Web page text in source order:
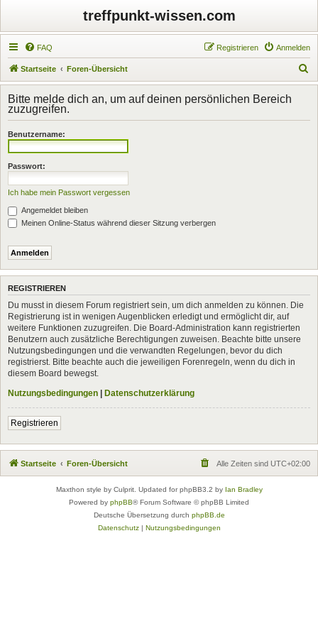
treffpunkt-wissen.com
FAQ Anmelden
Registrieren
Startseite Foren-Übersicht
u
h
Bitte melde dich an, um auf deinen persönlichen Bereich
zuzugreifen.
Benutzername:
Passwort:
Ich habe mein Passwort vergessen
Angemeldet bleiben
Meinen Online-Status während dieser Sitzung verbergen
REGISTRIEREN
Du musst in diesem Forum registriert sein, um dich anmelden zu können. Die
Registrierung ist in wenigen Augenblicken erledigt und ermöglicht dir, auf
weitere Funktionen zuzugreifen. Die Board-Administration kann registrierten
Benutzern auch zusätzliche Berechtigungen zuweisen. Beachte bitte unsere
Nutzungsbedingungen und die verwandten Regelungen, bevor du dich
registrierst. Bitte beachte auch die jeweiligen Forenregeln, wenn du dich in
diesem Board bewegst.
Nutzungsbedingungen | Datenschutzerklärung
Registrieren
Startseite Foren-Übersicht Alle Zeiten sind UTC+02:00
Maxthon style by Culprit. Updated for phpBB3.2 by Ian Bradley
Powered by phpBB® Forum Software © phpBB Limited
Deutsche Übersetzung durch phpBB.de
Datenschutz| Nutzungsbedingungen